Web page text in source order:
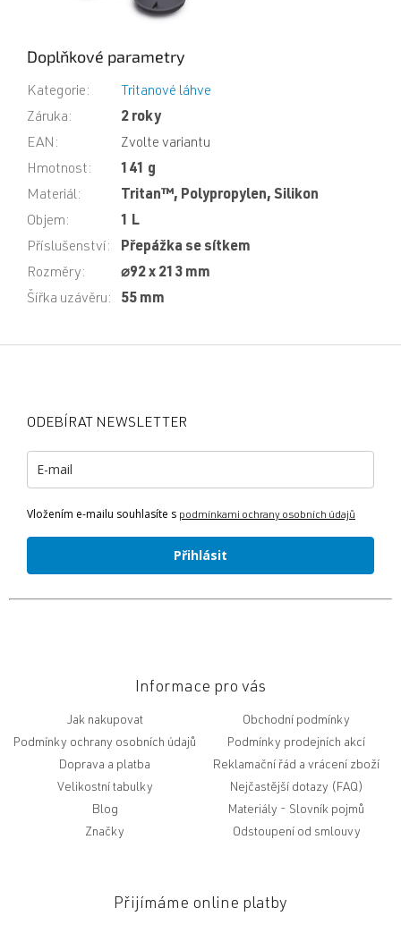
Doplňkové parametry
Kategorie:
Tritanové láhve
Záruka:
2 roky
EAN :
Zvolte variantu
Hmotnost:
141 g
Materiál:
Tritan™, Polypropylen, Silikon
Objem:
1 L
Příslušenství :
Přepážka se sítkem
Rozměry:
⌀92 x 213 mm
Šířka uzávěru: 55 mm
ODEBÍRAT NEWSLETTER
Vložením e-mailu souhlasíte s podmínkami ochrany osobních údajů
Přihlásit
Informace pro vás
Jak nakupovat
Obchodní podmínky
Podmínky ochrany osobních údajů
Podmínky prodejních akcí
Doprava a platba
Reklamační řád a vrácení zboží
Velikostní tabulky
Nejčastější dotazy (FAQ)
Blog
Slovník pojmů
Značky
Odstoupení od smlouvy
Přijímáme online platby